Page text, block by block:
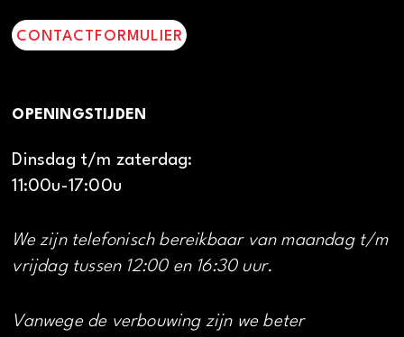
CONTACTFORMULIER
OPENINGSTIJDEN
Dinsdag t/m zaterdag:
11:00u-17:00u
We zijn telefonisch bereikbaar van maandag t/m
vrijdag tussen 12:00 en 16:30 uur.
Vanwege de verbouwing zijn we beter